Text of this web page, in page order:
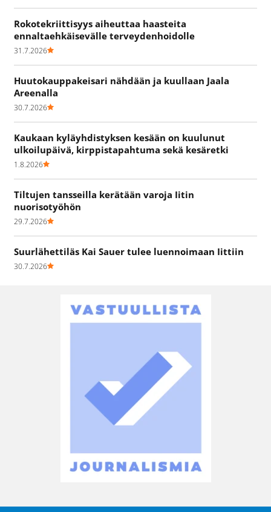
Rokotekriittisyys aiheuttaa haasteita
ennaltaehkäisevälle terveydenhoidolle
31.7.2026
Huutokauppakeisari nähdään ja kuullaan Jaala
Areenalla
30.7.2026
Kaukaan kyläyhdistyksen kesään on kuulunut
ulkoilupäivä, kirppistapahtuma sekä kesäretki
1.8.2026
Tiltujen tansseilla kerätään varoja Iitin
nuorisotyöhön
29.7.2026
Suurlähettiläs Kai Sauer tulee luennoimaan Iittiin
30.7.2026